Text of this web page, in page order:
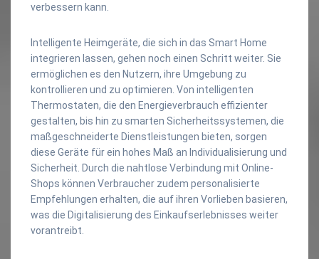
verbessern kann.
Intelligente Heimgeräte, die sich in das Smart Home
integrieren lassen, gehen noch einen Schritt weiter. Sie
ermöglichen es den Nutzern, ihre Umgebung zu
kontrollieren und zu optimieren. Von intelligenten
Thermostaten, die den Energieverbrauch effizienter
gestalten, bis hin zu smarten Sicherheitssystemen, die
maßgeschneiderte Dienstleistungen bieten, sorgen
diese Geräte für ein hohes Maß an Individualisierung und
Sicherheit. Durch die nahtlose Verbindung mit Online-
Shops können Verbraucher zudem personalisierte
Empfehlungen erhalten, die auf ihren Vorlieben basieren,
was die Digitalisierung des Einkaufserlebnisses weiter
vorantreibt.